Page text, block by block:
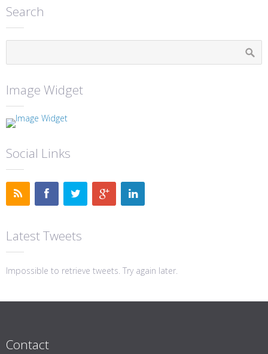
Search
Image Widget
Social Links
Latest Tweets
Impossible to retrieve tweets. Try again later.
Contact